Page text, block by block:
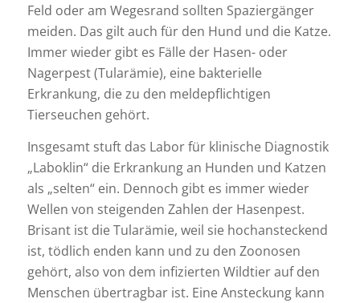
Feld oder am Wegesrand sollten Spaziergänger
meiden. Das gilt auch für den Hund und die Katze.
Immer wieder gibt es Fälle der Hasen- oder
Nagerpest (Tularämie), eine bakterielle
Erkrankung, die zu den meldepflichtigen
Tierseuchen gehört.
Insgesamt stuft das Labor für klinische Diagnostik
„Laboklin“ die Erkrankung an Hunden und Katzen
als „selten“ ein. Dennoch gibt es immer wieder
Wellen von steigenden Zahlen der Hasenpest.
Brisant ist die Tularämie, weil sie hochansteckend
ist, tödlich enden kann und zu den Zoonosen
gehört, also von dem infizierten Wildtier auf den
Menschen übertragbar ist. Eine Ansteckung kann